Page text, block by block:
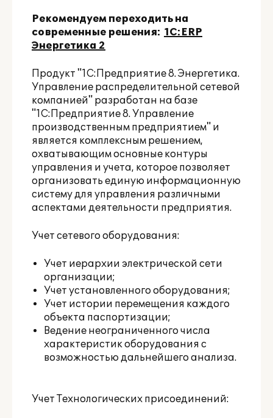
Рекомендуем переходить на
современные решения: 1С:ERP
Энергетика 2
Продукт "1С:Предприятие 8. Энергетика.
Управление распределительной сетевой
компанией" разработан на базе
"1С:Предприятие 8. Управление
производственным предприятием" и
является комплексным решением,
охватывающим основные контуры
управления и учета, которое позволяет
организовать единую информационную
систему для управления различными
аспектами деятельности предприятия.
Учет сетевого оборудования:
Учет иерархии электрической сети
организации;
Учет установленного оборудования;
Учет истории перемещения каждого
объекта паспортизации;
Ведение неограниченного числа
характеристик оборудования с
возможностью дальнейшего анализа.
Учет Технологических присоединений: